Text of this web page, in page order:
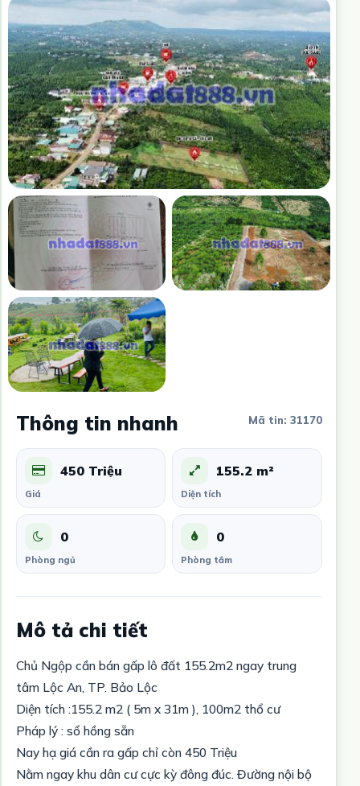
Thông tin nhanh Mã tin: 31170
450 Triệu
Giá
155.2 m²
Diện tích
0
Phòng ngủ
0
Phòng tắm
Mô tả chi tiết
Chủ Ngộp cần bán gấp lô đất 155.2m2 ngay trung
tâm Lộc An, TP. Bảo Lộc
Diện tích :155.2 m2 ( 5m x 31m ), 100m2 thổ cư
Pháp lý : sổ hồng sẵn
Nay hạ giá cần ra gấp chỉ còn 450 Triệu
Nằm ngay khu dân cư cực kỳ đông đúc. Đường nội bộ